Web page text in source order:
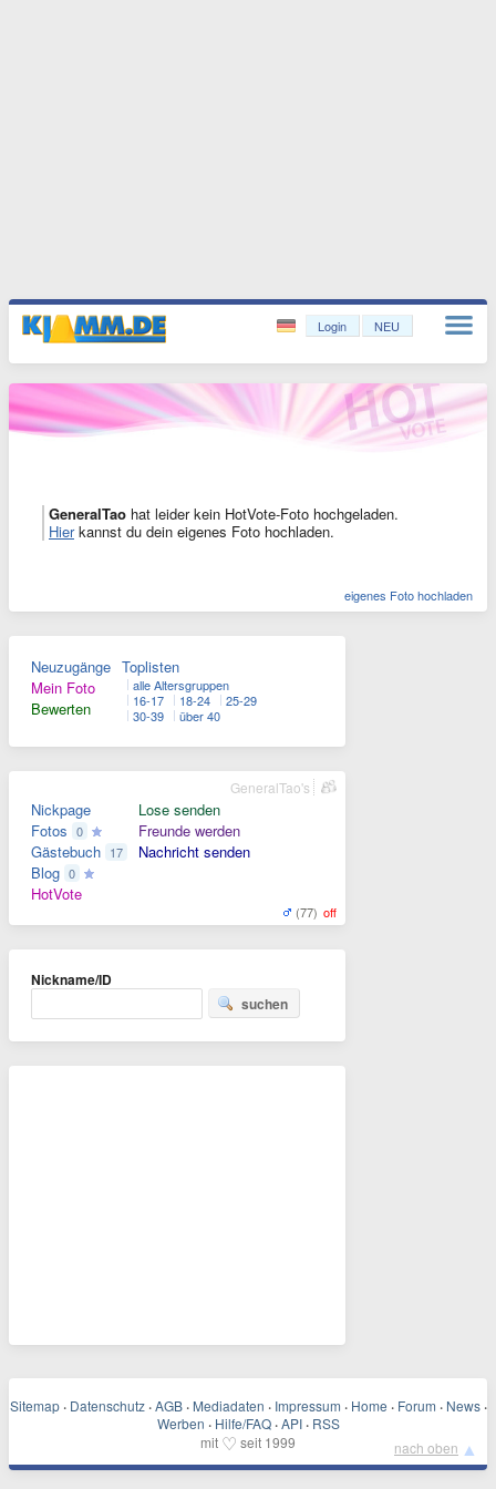
Login NEU
GeneralTao hat leider kein HotVote-Foto hochgeladen.
Hierkannst du dein eigenes Foto hochladen.
eigenes Foto hochladen
Neuzugänge
Mein Foto
Bewerten
Toplisten
alle Altersgruppen
16-17
18-24
25-29
30-39
über 40
Nickpage
Fotos 0
Gästebuch 17
Blog 0
HotVote
Lose senden
Freunde werden
Nachricht senden
(77) off
GeneralTao's
Nickname/ID
suchen
Sitemap · Datenschutz · AGB · Mediadaten · Impressum · Home · Forum · News ·
Werben · Hilfe/FAQ · API · RSS
mit ♡ seit 1999 nach oben ▲